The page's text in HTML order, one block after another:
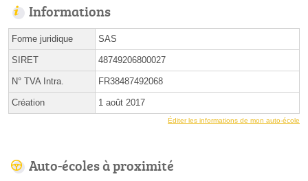
Informations
Forme juridique SAS
SIRET 48749206800027
N° TVA Intra. FR38487492068
Création 1 août 2017
Éditer les informations de mon auto-école
Auto-écoles à proximité